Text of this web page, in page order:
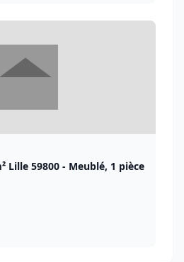
Lille 59800 - Meublé, 1 pièce